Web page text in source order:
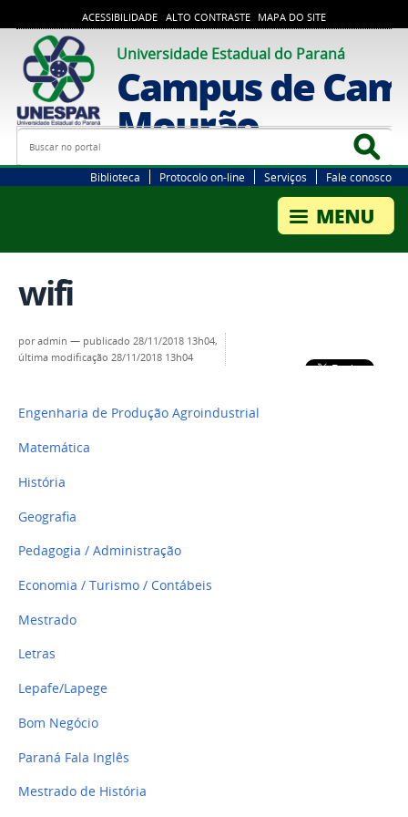
ACESSIBILIDADE ALTO CONTRASTE MAPA DO SITE
Universidade Estadual do Paraná
Campus de
Mourão
Busca
Biblioteca Protocolo on-line Serviços Fale conosco
wifi
poradmin — publicado 28/11/2018 13h04,
última modificação 28/11/2018 13h04
Engenharia de Produção Agroindustrial
Matemática
História
Geografia
Pedagogia / Administração
Economia / Turismo / Contábeis
Mestrado
Letras
Lepafe/Lapege
Bom Negócio
Paraná Fala Inglês
Mestrado de História